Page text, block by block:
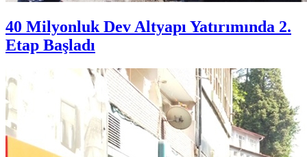
40 Milyonluk Dev Altyapı Yatırımında 2.
Etap Başladı